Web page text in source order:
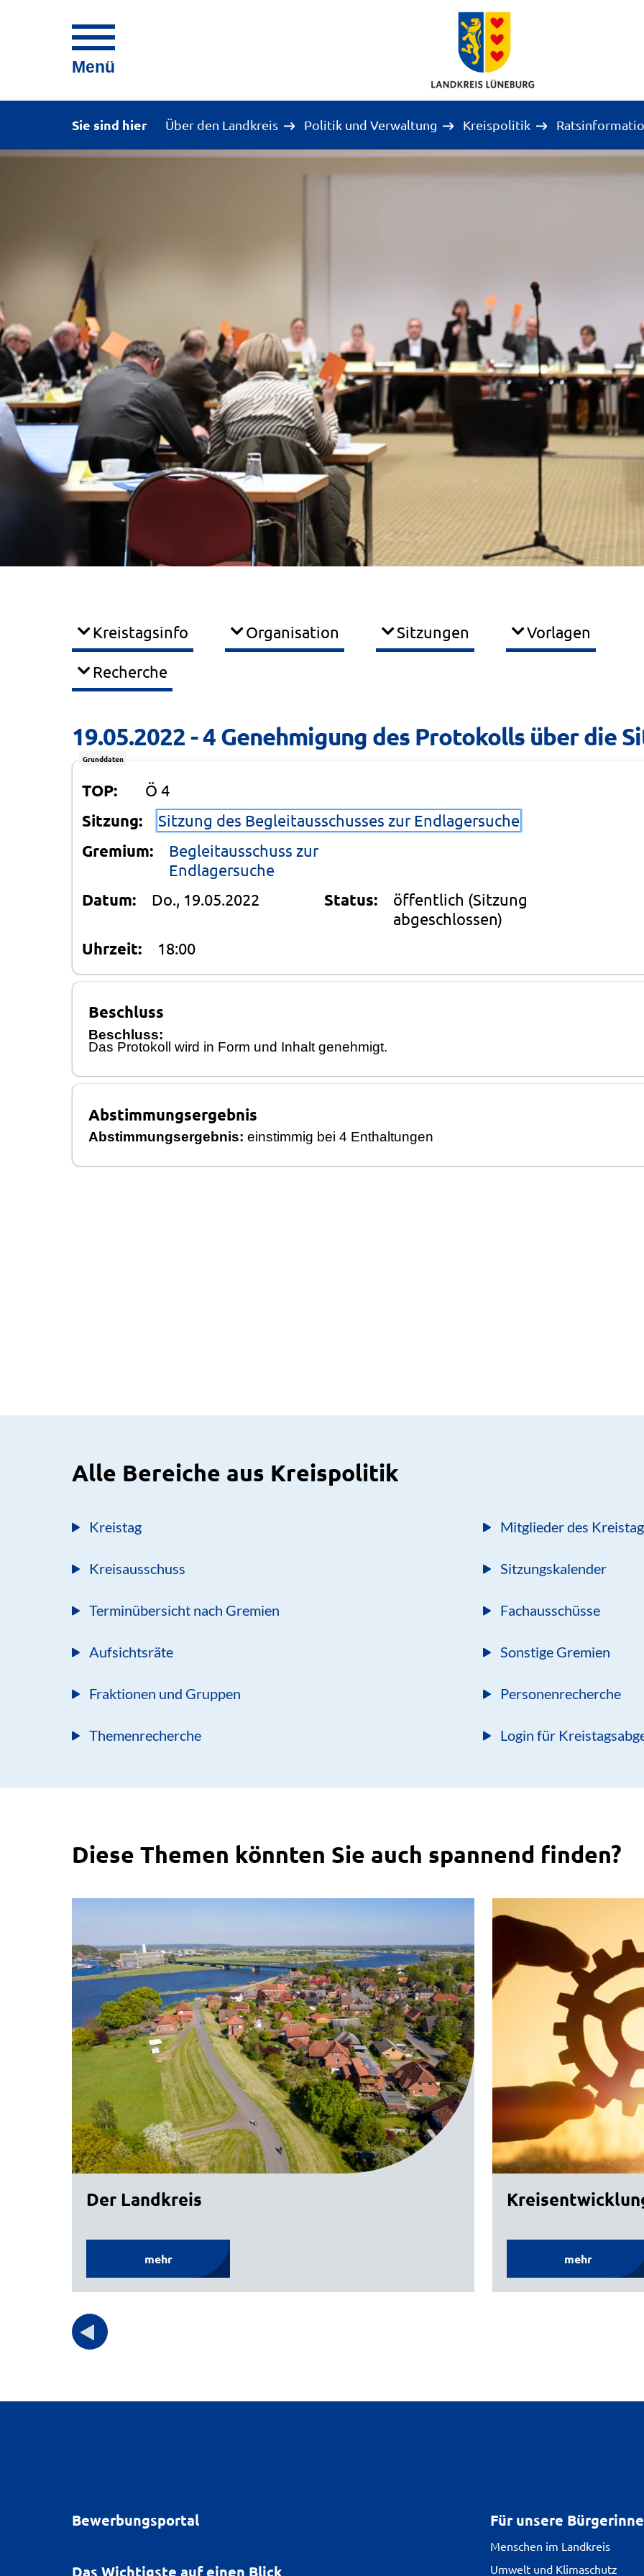
Menü
Sie sind hier Über den Landkreis Politik und Verwaltung Kreispolitik
Kreistagsinfo Organisation Sitzungen Vorlagen
Recherche
19.05.2022 - 4 Genehmigung des Protokolls über die
Grunddaten
TOP: Ö 4
Sitzung: Sitzung des Begleitausschusses zur Endlagersuche
Gremium:
Begleitausschuss zur
Endlagersuche
Datum: Do., 19.05.2022 Status: öffentlich (Sitzung
abgeschlossen)
Uhrzeit: 18:00
Beschluss
Beschluss:
Das Protokoll wird in Form und Inhalt genehmigt.
Abstimmungsergebnis
Abstimmungsergebnis: einstimmig bei 4 Enthaltungen
Alle Bereiche aus Kreispolitik
Kreistag Mitglieder des
Kreisausschuss Sitzungskalender
Terminübersicht nach Gremien Fachausschüsse
Aufsichtsräte Sonstige Gremien
Fraktionen und Gruppen Personenrecherche
Themenrecherche Login für
Diese Themen könnten Sie auch spannend finden?
Der Landkreis
mehr mehr
Bewerbungsportal
Das Wichtigste auf einen Blick
Für unsere
Menschen im Landkreis
Umwelt und Klimaschutz